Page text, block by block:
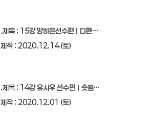
.제목 : 15강 양하은선수편ㅣ디펜스기술& 수비수 공략법
제작 : 2020.12.14 (토)
.제목 : 14강 유시우 선수편ㅣ숏핌플 러버
제작 : 2020.12.01 (토)